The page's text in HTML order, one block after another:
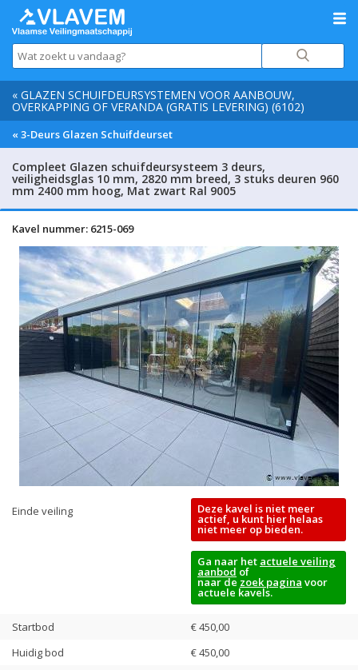
« GLAZEN SCHUIFDEURSYSTEMEN VOOR AANBOUW,
OVERKAPPING OF VERANDA (GRATIS LEVERING) (6102)
« 3-Deurs Glazen Schuifdeurset
Compleet Glazen schuifdeursysteem 3 deurs,
veiligheidsglas 10 mm, 2820 mm breed, 3 stuks deuren 960
mm 2400 mm hoog, Mat zwart Ral 9005
Kavel nummer: 6215-069
Einde veiling Deze kavel is niet meer
actief, u kunt hier helaas
niet meer op bieden.
Ga naar het actuele veiling
aanbod of
naar de zoek pagina voor
actuele kavels.
Startbod
€ 450,00
Huidig bod
€450,00